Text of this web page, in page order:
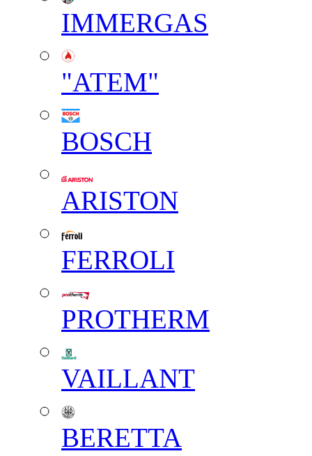
IMMERGAS
"АТЕМ"
BOSCH
ARISTON
FERROLI
PROTHERM
VAILLANT
BERETTA